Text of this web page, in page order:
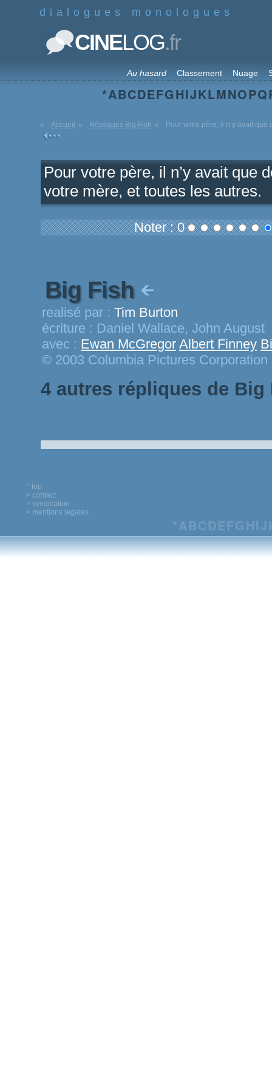
dialogues monologues
CINELOG.fr
Au hasard Classement Nuage
*ABCDEFGHIJKLMNOPQ
Accueil Répliques Big Fish Pour votre père, il n’y avait que
Pour votre père, il n’y avait que
votre mère, et toutes les autres.
Noter : 0
Big Fish
realisé par : Tim Burton
écriture : Daniel Wallace, John August
avec : Ewan McGregor Albert Finney
© 2003 Columbia Pictures Corporation
4 autres répliques de Big
^ top
> contact
> syndication
> mentions legales
*ABCDEFG HIJ